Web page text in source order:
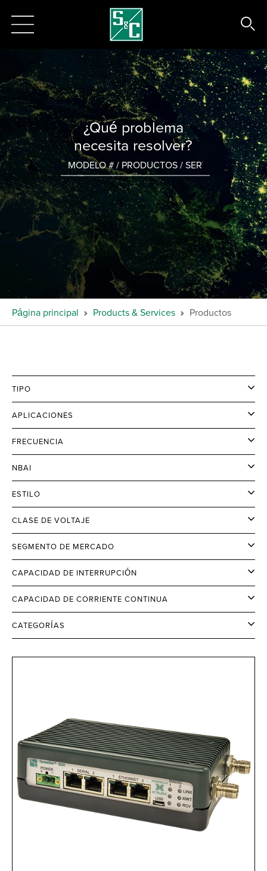
¿Qué problema
necesita resolver?
Página principal Products & Services Productos
TIPO
APLICACIONES
FRECUENCIA
NBAI
ESTILO
CLASE DE VOLTAJE
SEGMENTO DE MERCADO
CAPACIDAD DE INTERRUPCIÓN
CAPACIDAD DE CORRIENTE CONTINUA
CATEGORÍAS